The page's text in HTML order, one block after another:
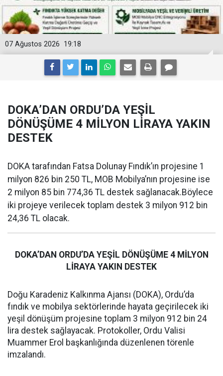
19:18
07 Ağustos 2026
DOKA’DAN ORDU’DA YEŞİL
DÖNÜŞÜME 4 MİLYON LİRAYA YAKIN
DESTEK
DOKA tarafından Fatsa Dolunay Fındık’ın projesine 1
milyon 826 bin 250 TL, MOB Mobilya’nın projesine ise
2 milyon 85 bin 774,36 TL destek sağlanacak.Böylece
iki projeye verilecek toplam destek 3 milyon 912 bin
24,36 TL olacak.
DOKA’DAN ORDU’DA YEŞİL DÖNÜŞÜME 4 MİLYON
LİRAYA YAKIN DESTEK
Doğu Karadeniz Kalkınma Ajansı (DOKA), Ordu’da
fındık ve mobilya sektörlerinde hayata geçirilecek iki
yeşil dönüşüm projesine toplam 3 milyon 912 bin 24
lira destek sağlayacak. Protokoller, Ordu Valisi
Muammer Erol başkanlığında düzenlenen törenle
imzalandı.